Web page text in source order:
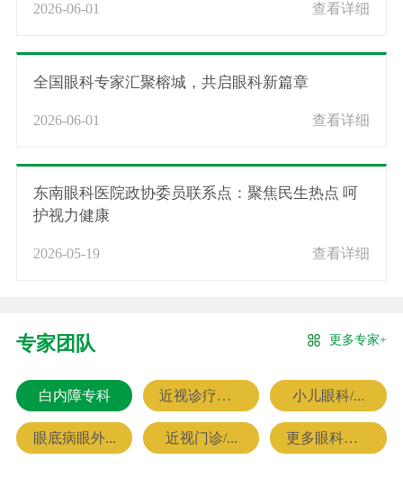
2026-06-01 查看详细
全国眼科专家汇聚榕城，共启眼科新篇章
2026-06-01 查看详细
东南眼科医院政协委员联系点：聚焦民生热点 呵
护视力健康
2026-05-19 查看详细
专家团队 更多专家+
白内障专科 近视诊疗专科 小儿眼科/...
眼底病眼外... 近视门诊/... 更多眼科专家